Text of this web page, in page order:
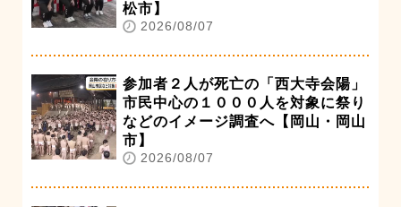
松市】
2026/08/07
参加者２人が死亡の「西大寺会陽」
市民中心の１０００人を対象に祭り
などのイメージ調査へ【岡山・岡山
市】
2026/08/07